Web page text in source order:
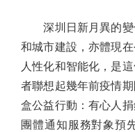
深圳日新月異的變
和城市建設，亦體現
人性化和智能化，是
者聯想起幾年前疫情
盒公益行動：有心人
團體通知服務對象預